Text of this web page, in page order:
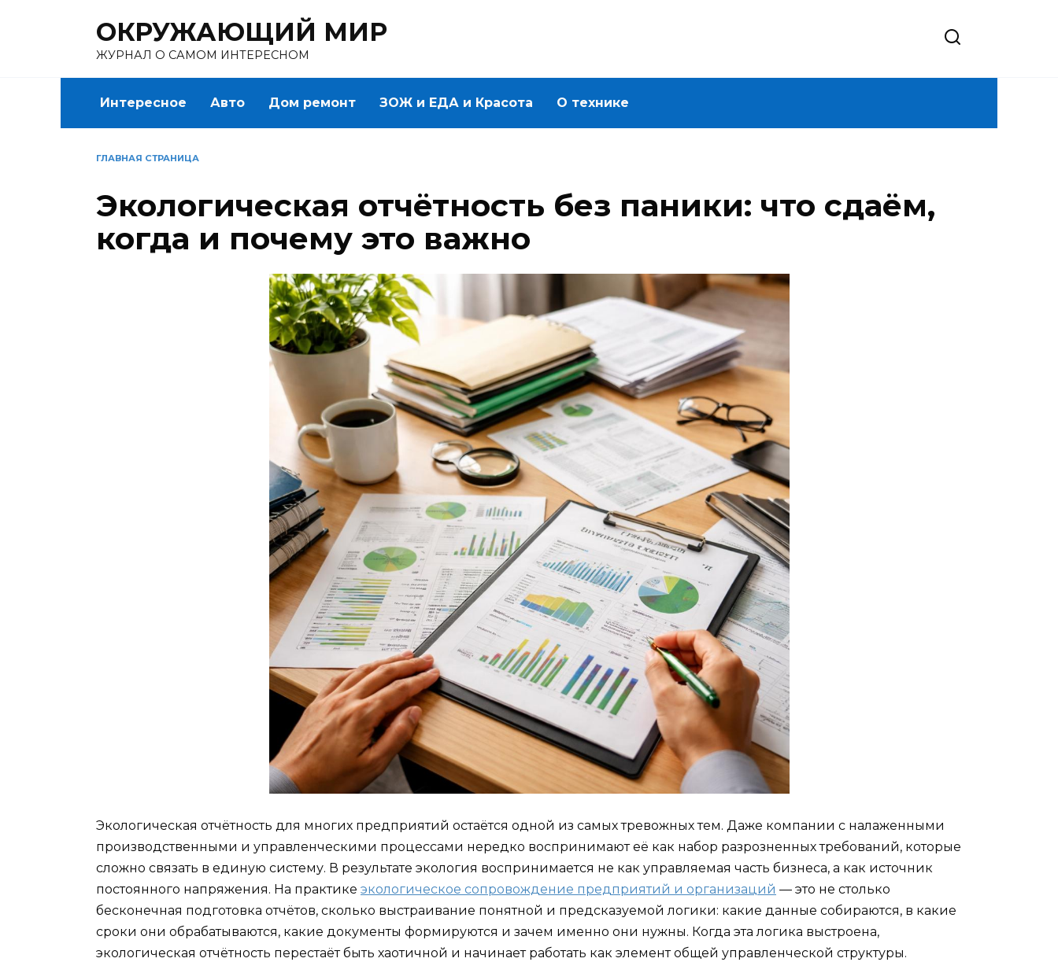
ОКРУЖАЮЩИЙ МИР
ЖУРНАЛ О САМОМ ИНТЕРЕСНОМ
Интересное Авто Дом ремонт ЗОЖ и ЕДА и Красота О технике
ГЛАВНАЯ СТРАНИЦА
Экологическая отчётность без паники: что сдаём,
когда и почему это важно
Экологическая отчётность для многих предприятий остаётся одной из самых тревожных тем. Даже компании с налаженными
производственными и управленческими процессами нередко воспринимают её как набор разрозненных требований, которые
сложно связать в единую систему. В результате экология воспринимается не как управляемая часть бизнеса, а как источник
постоянного напряжения. На практике экологическое сопровождение предприятий и организаций — это не столько
бесконечная подготовка отчётов, сколько выстраивание понятной и предсказуемой логики: какие данные собираются, в какие
сроки они обрабатываются, какие документы формируются и зачем именно они нужны. Когда эта логика выстроена,
экологическая отчётность перестаёт быть хаотичной и начинает работать как элемент общей управленческой структуры.